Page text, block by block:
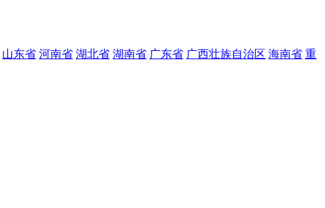
山东省 河南省 湖北省 湖南省 广东省 广西壮族自治区 海南省 重